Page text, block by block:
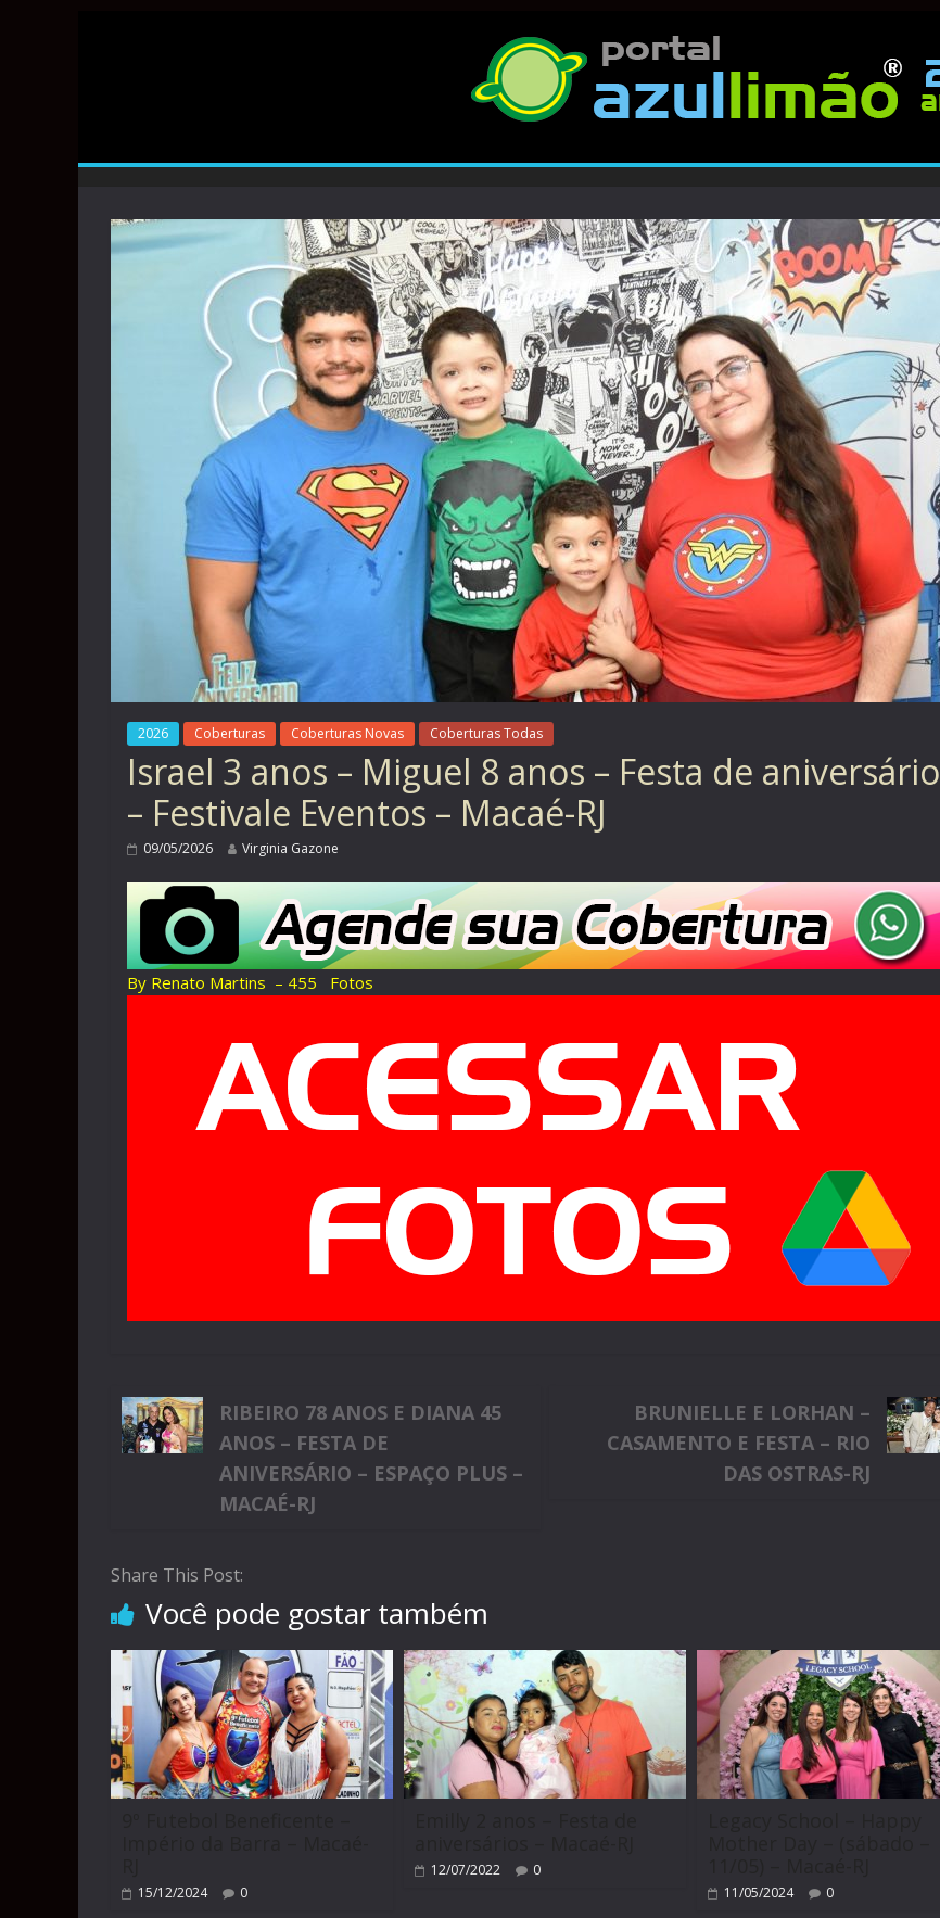
2026 Coberturas Coberturas Novas Coberturas Todas
Israel 3 anos – Miguel 8 anos – Festa de aniversário
– Festivale Eventos – Macaé-RJ
09/05/2026 Virginia Gazone
By Renato Martins – 455 Fotos
RIBEIRO 78 ANOS E DIANA 45
ANOS – FESTA DE
ANIVERSÁRIO – ESPAÇO PLUS –
MACAÉ-RJ
BRUNIELLE E LORHAN –
CASAMENTO E FESTA – RIO
DAS OSTRAS-RJ
Share This Post:
Você pode gostar também
15/12/2024 0
12/07/2022 0
11/05/2024 0